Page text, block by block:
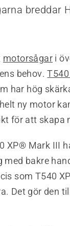
breddar
motorsågar i
behov.
har hög
ny motor
för att skapa
XP® Mark III
med bakre
som T540
Det gör den